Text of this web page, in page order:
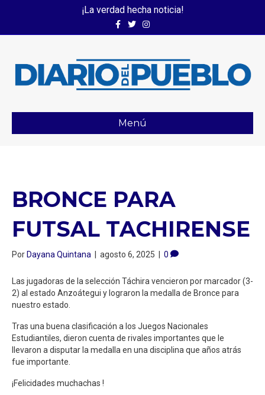
¡La verdad hecha noticia!
FacebookTwitterInstagram
Menú
BRONCE PARA
FUTSAL TACHIRENSE
PorDayana Quintana | agosto 6, 2025 | 0
Las jugadoras de la selección Táchira vencieron por marcador (3-
2) al estado Anzoátegui y lograron la medalla de Bronce para
nuestro estado.
Tras una buena clasificación a los Juegos Nacionales
Estudiantiles, dieron cuenta de rivales importantes que le
llevaron a disputar la medalla en una disciplina que años atrás
fue importante.
¡Felicidades muchachas !